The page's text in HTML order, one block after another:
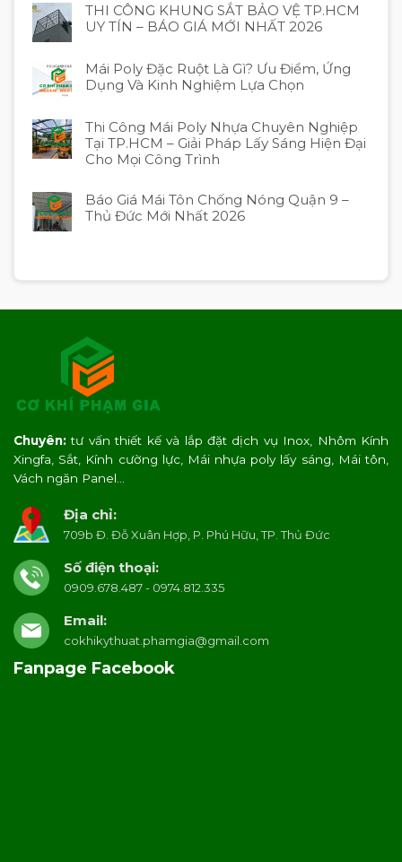
THI CÔNG KHUNG SẮT BẢO VỆ TP.HCM
UY TÍN – BÁO GIÁ MỚI NHẤT 2026
Mái Poly Đặc Ruột Là Gì? Ưu Điểm, Ứng
Dụng Và Kinh Nghiệm Lựa Chọn
Thi Công Mái Poly Nhựa Chuyên Nghiệp
Tại TP.HCM – Giải Pháp Lấy Sáng Hiện Đại
Cho Mọi Công Trình
Báo Giá Mái Tôn Chống Nóng Quận 9 –
Thủ Đức Mới Nhất 2026
Chuyên:tư vấn thiết kế và lắp đặt dịch vụ Inox, Nhôm Kính
Xingfa, Sắt, Kính cường lực, Mái nhựa poly lấy sáng, Mái tôn,
Vách ngăn Panel…
Địa chỉ:
709b Đ. Đỗ Xuân Hợp, P. Phú Hữu, TP. Thủ Đức
Số điện thoại:
0909.678.487 - 0974.812.335
Email:
cokhikythuat.phamgia@gmail.com
Fanpage Facebook